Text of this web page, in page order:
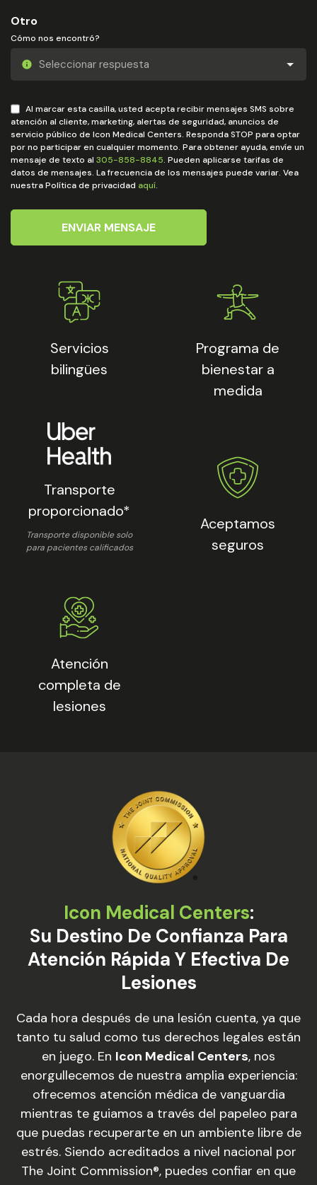
Servicios
bilingües
Transporte
proporcionado*
Transporte disponible solo
para pacientes calificados
Atención
completa de
lesiones
Otro
Cómo nos encontró?
Al marcar esta casilla, usted acepta recibir mensajes SMS sobre
atención al cliente, marketing, alertas de seguridad, anuncios de
servicio público de Icon Medical Centers. Responda STOP para optar
por no participar en cualquier momento. Para obtener ayuda, envíe un
mensaje de texto al 305-858-8845. Pueden aplicarse tarifas de
datos de mensajes. La frecuencia de los mensajes puede variar. Vea
nuestra Política de privacidad aquí.
ENVIAR MENSAJE
Programa de
bienestar a
medida
Aceptamos
seguros
Icon Medical Centers:
Su Destino De Confianza Para
Atención Rápida Y Efectiva De
Lesiones
Cada hora después de una lesión cuenta, ya que
tanto tu salud como tus derechos legales están
en juego. En Icon Medical Centers, nos
enorgullecemos de nuestra amplia experiencia:
ofrecemos atención médica de vanguardia
mientras te guiamos a través del papeleo para
que puedas recuperarte en un ambiente libre de
estrés. Siendo acreditados a nivel nacional por
The Joint Commission®, puedes confiar en que